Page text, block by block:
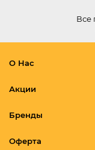
Все
О Нас
Акции
Бренды
Оферта